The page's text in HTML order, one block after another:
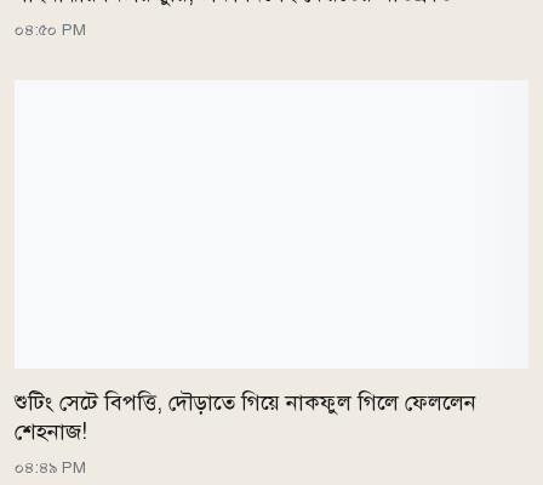
০৪:৫০ PM
শুটিং সেটে বিপত্তি, দৌড়াতে গিয়ে নাকফুল গিলে ফেললেন
শেহনাজ!
০৪:৪৯ PM